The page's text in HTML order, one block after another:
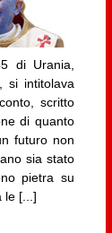
di Urania,
si intitolava
scritto
di quanto
futuro non
sia stato
pietra su
le [...]